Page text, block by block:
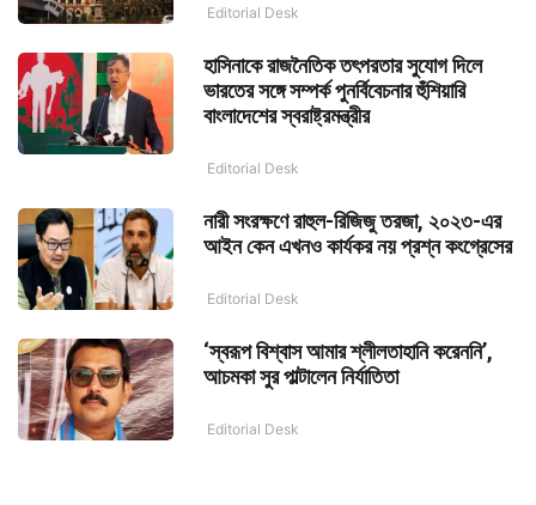
Editorial Desk
হাসিনাকে রাজনৈতিক তৎপরতার সুযোগ দিলে
ভারতের সঙ্গে সম্পর্ক পুনর্বিবেচনার হুঁশিয়ারি
বাংলাদেশের স্বরাষ্ট্রমন্ত্রীর
Editorial Desk
নারী সংরক্ষণে রাহুল-রিজিজু তরজা, ২০২৩-এর
আইন কেন এখনও কার্যকর নয় প্রশ্ন কংগ্রেসের
Editorial Desk
‘স্বরূপ বিশ্বাস আমার শ্লীলতাহানি করেননি’,
আচমকা সুর পাল্টালেন নির্যাতিতা
Editorial Desk